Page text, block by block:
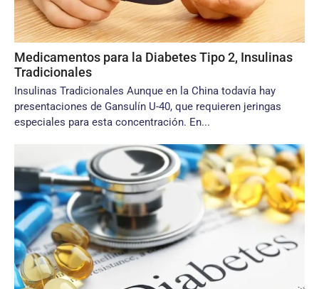
Medicamentos para la Diabetes Tipo 2, Insulinas
Tradicionales
Insulinas Tradicionales Aunque en la China todavía hay
presentaciones de Gansulín U-40, que requieren jeringas
especiales para esta concentración. En...